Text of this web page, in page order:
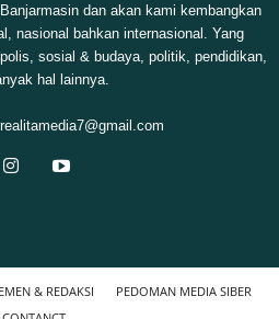
dan akan kami kembangkan
nasional bahkan internasional. Yang
sosial & budaya, politik, pendidikan,
hal lainnya.
realitamedia7@gmail.com
& REDAKSI
PEDOMAN MEDIA SIBER